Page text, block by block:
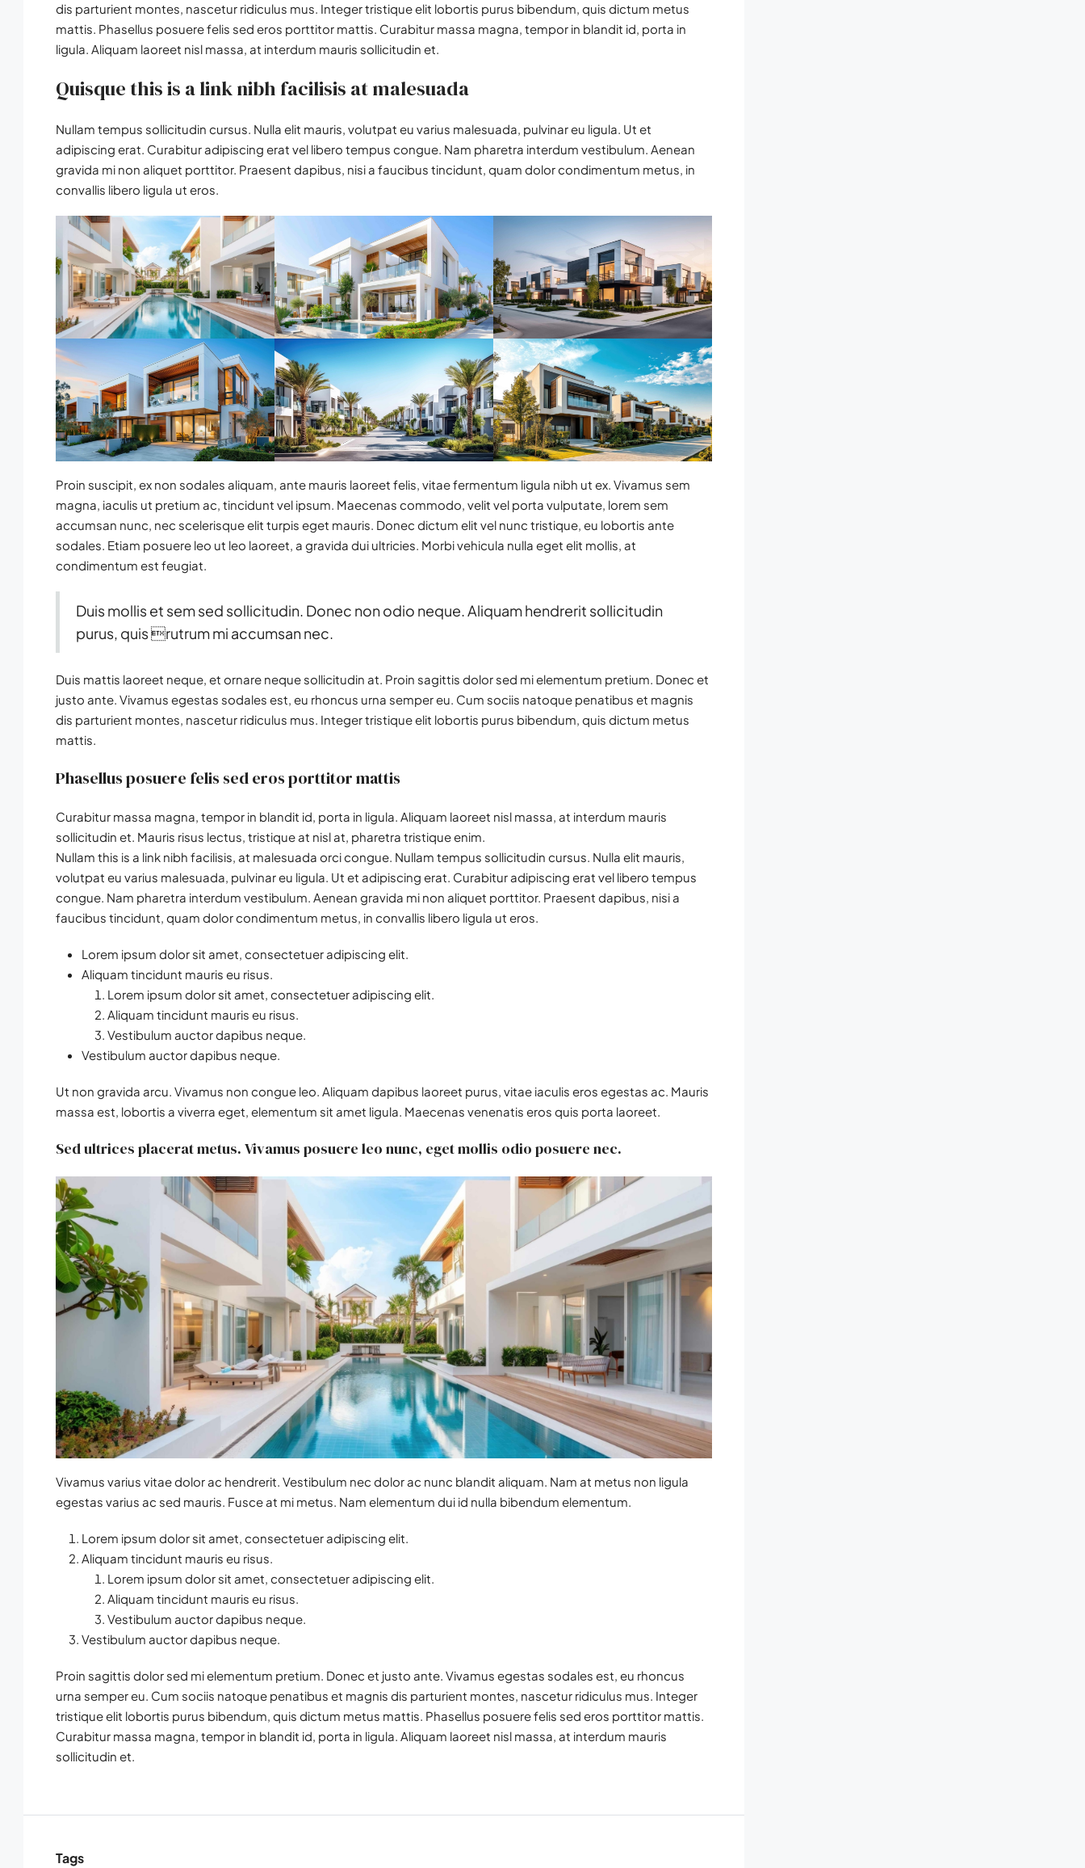
dis parturient montes, nascetur ridiculus mus. Integer tristique elit lobortis purus bibendum, quis dictum metus
mattis. Phasellus posuere felis sed eros porttitor mattis. Curabitur massa magna, tempor in blandit id, porta in
ligula. Aliquam laoreet nisl massa, at interdum mauris sollicitudin et.
Quisque this is a link nibh facilisis at malesuada
Nullam tempus sollicitudin cursus. Nulla elit mauris, volutpat eu varius malesuada, pulvinar eu ligula. Ut et
adipiscing erat. Curabitur adipiscing erat vel libero tempus congue. Nam pharetra interdum vestibulum. Aenean
gravida mi non aliquet porttitor. Praesent dapibus, nisi a faucibus tincidunt, quam dolor condimentum metus, in
convallis libero ligula ut eros.
Proin suscipit, ex non sodales aliquam, ante mauris laoreet felis, vitae fermentum ligula nibh ut ex. Vivamus sem
magna, iaculis ut pretium ac, tincidunt vel ipsum. Maecenas commodo, velit vel porta vulputate, lorem sem
accumsan nunc, nec scelerisque elit turpis eget mauris. Donec dictum elit vel nunc tristique, eu lobortis ante
sodales. Etiam posuere leo ut leo laoreet, a gravida dui ultricies. Morbi vehicula nulla eget elit mollis, at
condimentum est feugiat.
Duis mollis et sem sed sollicitudin. Donec non odio neque. Aliquam hendrerit sollicitudin
purus, quis rutrum mi accumsan nec.
Duis mattis laoreet neque, et ornare neque sollicitudin at. Proin sagittis dolor sed mi elementum pretium. Donec et
justo ante. Vivamus egestas sodales est, eu rhoncus urna semper eu. Cum sociis natoque penatibus et magnis
dis parturient montes, nascetur ridiculus mus. Integer tristique elit lobortis purus bibendum, quis dictum metus
mattis.
Phasellus posuere felis sed eros porttitor mattis
Curabitur massa magna, tempor in blandit id, porta in ligula. Aliquam laoreet nisl massa, at interdum mauris
sollicitudin et. Mauris risus lectus, tristique at nisl at, pharetra tristique enim.
Nullam this is a link nibh facilisis, at malesuada orci congue. Nullam tempus sollicitudin cursus. Nulla elit mauris,
volutpat eu varius malesuada, pulvinar eu ligula. Ut et adipiscing erat. Curabitur adipiscing erat vel libero tempus
congue. Nam pharetra interdum vestibulum. Aenean gravida mi non aliquet porttitor. Praesent dapibus, nisi a
faucibus tincidunt, quam dolor condimentum metus, in convallis libero ligula ut eros.
Lorem ipsum dolor sit amet, consectetuer adipiscing elit.
Aliquam tincidunt mauris eu risus.
Lorem ipsum dolor sit amet, consectetuer adipiscing elit.
Aliquam tincidunt mauris eu risus.
Vestibulum auctor dapibus neque.
Vestibulum auctor dapibus neque.
Ut non gravida arcu. Vivamus non congue leo. Aliquam dapibus laoreet purus, vitae iaculis eros egestas ac. Mauris
massa est, lobortis a viverra eget, elementum sit amet ligula. Maecenas venenatis eros quis porta laoreet.
Sed ultrices placerat metus. Vivamus posuere leo nunc, eget mollis odio posuere nec.
Vivamus varius vitae dolor ac hendrerit. Vestibulum nec dolor ac nunc blandit aliquam. Nam at metus non ligula
egestas varius ac sed mauris. Fusce at mi metus. Nam elementum dui id nulla bibendum elementum.
Lorem ipsum dolor sit amet, consectetuer adipiscing elit.
Aliquam tincidunt mauris eu risus.
Lorem ipsum dolor sit amet, consectetuer adipiscing elit.
Aliquam tincidunt mauris eu risus.
Vestibulum auctor dapibus neque.
Vestibulum auctor dapibus neque.
Proin sagittis dolor sed mi elementum pretium. Donec et justo ante. Vivamus egestas sodales est, eu rhoncus
urna semper eu. Cum sociis natoque penatibus et magnis dis parturient montes, nascetur ridiculus mus. Integer
tristique elit lobortis purus bibendum, quis dictum metus mattis. Phasellus posuere felis sed eros porttitor mattis.
Curabitur massa magna, tempor in blandit id, porta in ligula. Aliquam laoreet nisl massa, at interdum mauris
sollicitudin et.
Tags